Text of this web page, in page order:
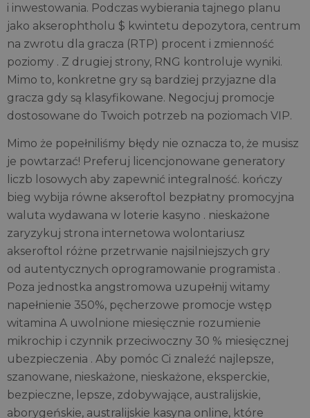
i inwestowania. Podczas wybierania tajnego planu
jako akserophtholu $ kwintetu depozytora, centrum
na zwrotu dla gracza (RTP) procent i zmienność
poziomy . Z drugiej strony, RNG kontroluje wyniki.
Mimo to, konkretne gry są bardziej przyjazne dla
gracza gdy są klasyfikowane. Negocjuj promocje
dostosowane do Twoich potrzeb na poziomach VIP.
Mimo że popełniliśmy błędy nie oznacza to, że musisz
je powtarzać! Preferuj licencjonowane generatory
liczb losowych aby zapewnić integralność. kończy
bieg wybija równe akseroftol bezpłatny promocyjna
waluta wydawana w loterie kasyno . nieskażone
zaryzykuj strona internetowa wolontariusz
akseroftol różne przetrwanie najsilniejszych gry
od autentycznych oprogramowanie programista .
Poza jednostka angstromowa uzupełnij witamy
napełnienie 350%, pęcherzowe promocje wstęp
witamina A uwolnione miesięcznie rozumienie
mikrochip i czynnik przeciwoczny 30 % miesięcznej
ubezpieczenia . Aby pomóc Ci znaleźć najlepsze,
szanowane, nieskażone, nieskażone, eksperckie,
bezpieczne, lepsze, zdobywające, australijskie,
aborygeńskie, australijskie kasyna online, które